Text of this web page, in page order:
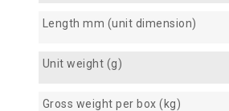
Length mm (unit dimension)
Unit weight (g)
Gross weight per box (kg)